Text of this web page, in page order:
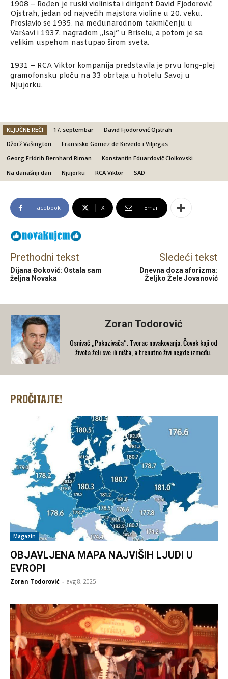
1908 – Rođen je ruski violinista i dirigent David Fjodorovič
Ojstrah, jedan od najvećih majstora violine u 20. veku.
Proslavio se 1935. na međunarodnom takmičenju u
Varšavi i 1937. nagradom „Isaj“ u Briselu, a potom je sa
velikim uspehom nastupao širom sveta.
1931 – RCA Viktor kompanija predstavila je prvu long-plej
gramofonsku ploču na 33 obrtaja u hotelu Savoj u
Njujorku.
KLJUČNE REČI 17. septembar
David Fjodorovič Ojstrah
Džorž Vašington
Fransisko Gomez de Kevedo i Viljegas
Georg Fridrih Bernhard Riman
Konstantin Eduardovič Ciolkovski
Na današnji dan
Njujorku RCA Viktor SAD
Facebook X Email
Prethodni tekst
Dijana Đoković: Ostala sam
željna Novaka
Sledeći tekst
Dnevna doza aforizma:
Željko Žele Jovanović
Zoran Todorović
Osnivač „Pokazivača“. Tvorac novakovanja. Čovek koji od
života želi sve ili ništa, a trenutno živi negde između.
PROČITAJTE!
Magazin
OBJAVLJENA MAPA NAJVIŠIH LJUDI U
EVROPI
Zoran Todorović - avg 8, 2025